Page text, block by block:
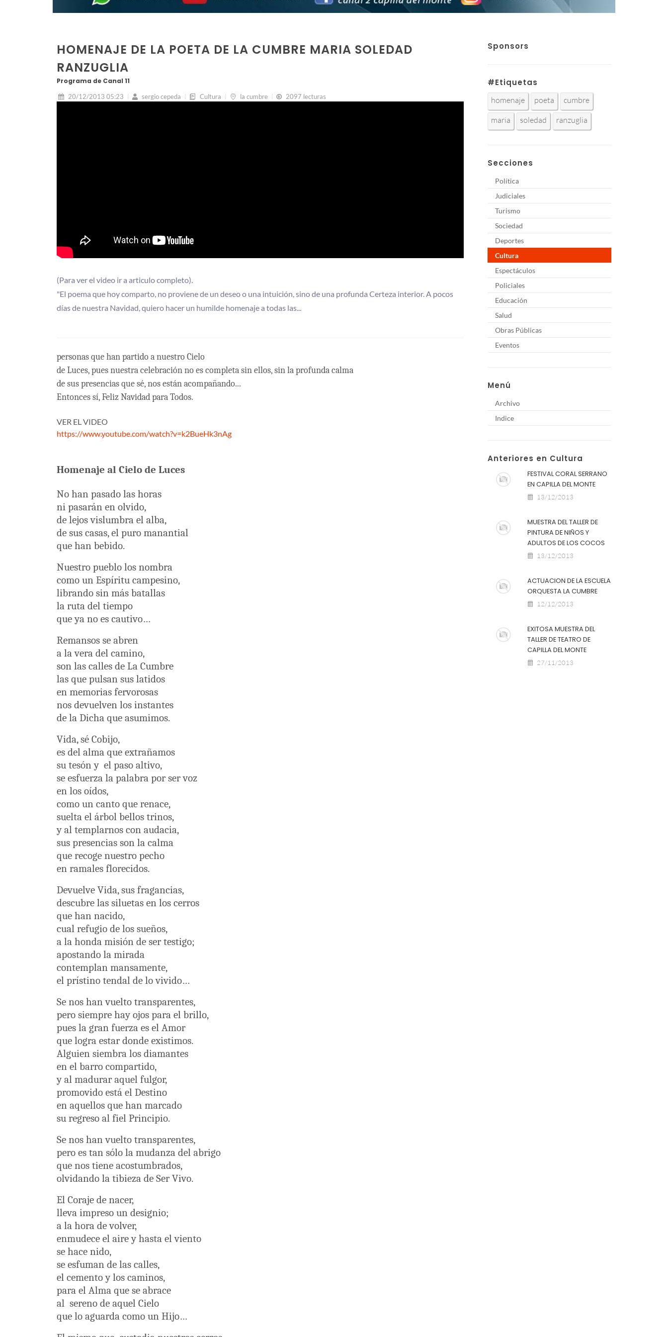
HOMENAJE DE LA POETA DE LA CUMBRE MARIA SOLEDAD
RANZUGLIA
Programa de Canal 11
20/12/2013 05:23 sergio cepeda Cultura la cumbre 2097 lecturas
(Para ver el video ir a articulo completo).
"El poema que hoy comparto, no proviene de un deseo o una intuición, sino de una profunda Certeza interior. A pocos
días de nuestra Navidad, quiero hacer un humilde homenaje a todas las...
personas que han partido a nuestro Cielo
de Luces, pues nuestra celebración no es completa sin ellos, sin la profunda calma
de sus presencias que sé, nos están acompañando...
Entonces sí, Feliz Navidad para Todos.
VER EL VIDEO
https://www.youtube.com/watch?v=k2BueHk3nAg
Homenaje al Cielo de Luces
No han pasado las horas
ni pasarán en olvido,
de lejos vislumbra el alba,
de sus casas, el puro manantial
que han bebido.
Nuestro pueblo los nombra
como un Espíritu campesino,
librando sin más batallas
la ruta del tiempo
que ya no es cautivo…
Remansos se abren
a la vera del camino,
son las calles de La Cumbre
las que pulsan sus latidos
en memorias fervorosas
nos devuelven los instantes
de la Dicha que asumimos.
Vida, sé Cobijo,
es del alma que extrañamos
su tesón y el paso altivo,
se esfuerza la palabra por ser voz
en los oídos,
como un canto que renace,
suelta el árbol bellos trinos,
y al templarnos con audacia,
sus presencias son la calma
que recoge nuestro pecho
en ramales florecidos.
Devuelve Vida, sus fragancias,
descubre las siluetas en los cerros
que han nacido,
cual refugio de los sueños,
a la honda misión de ser testigo;
apostando la mirada
contemplan mansamente,
el prístino tendal de lo vivido…
Se nos han vuelto transparentes,
pero siempre hay ojos para el brillo,
pues la gran fuerza es el Amor
que logra estar donde existimos.
Alguien siembra los diamantes
en el barro compartido,
y al madurar aquel fulgor,
promovido está el Destino
en aquellos que han marcado
su regreso al fiel Principio.
Se nos han vuelto transparentes,
pero es tan sólo la mudanza del abrigo
que nos tiene acostumbrados,
olvidando la tibieza de Ser Vivo.
El Coraje de nacer,
lleva impreso un designio;
a la hora de volver,
enmudece el aire y hasta el viento
se hace nido,
se esfuman de las calles,
el cemento y los caminos,
para el Alma que se abrace
al sereno de aquel Cielo
que lo aguarda como un Hijo…
Sponsors
#Etiquetas
homenaje poeta
cumbre
maria
soledad ranzuglia
Secciones
Política
Judiciales
Turismo
Sociedad
Deportes
Cultura
Espectáculos
Policiales
Educación
Salud
Obras Públicas
Eventos
Menú
Archivo
Indice
Anteriores en Cultura
FESTIVAL CORAL SERRANO
EN CAPILLA DEL MONTE
13/12/2013
MUESTRA DEL TALLER DE
PINTURA DE NIÑOS Y
ADULTOS DE LOS COCOS
13/12/2013
ACTUACION DE LA ESCUELA
ORQUESTA LA CUMBRE
12/12/2013
EXITOSA MUESTRA DEL
TALLER DE TEATRO DE
CAPILLA DEL MONTE
27/11/2013